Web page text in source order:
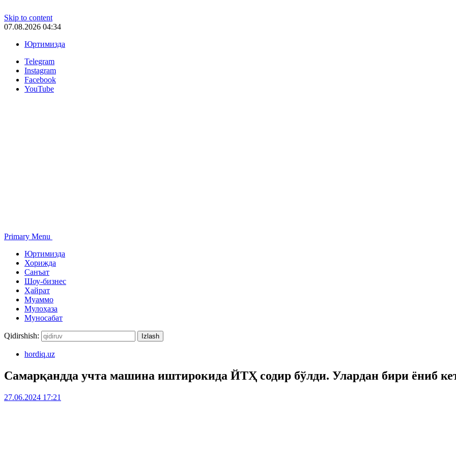
Skip to content
07.08.2026 04:34
Юртимизда
Telegram
Instagram
Facebook
YouTube
Primary Menu
Юртимизда
Хорижда
Санъат
Шоу-бизнес
Ҳайрат
Муаммо
Мулоҳаза
Муносабат
Qidirshish:
hordiq.uz
Самарқандда учта машина иштирокида ЙТҲ содир бўлди. Улардан бири ёниб
27.06.2024 17:21